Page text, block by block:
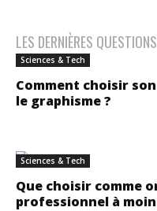
LES DERNIÈRES QUESTIONS
Sciences & Tech
Comment choisir
le graphisme ?
Sciences & Tech
Que choisir comme
professionnel à